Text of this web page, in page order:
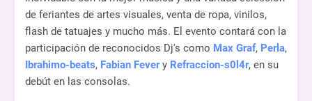
de feriantes de artes visuales, venta de ropa, vinilos,
flash de tatuajes y mucho más. El evento contará con la
participación de reconocidos Dj's como Max Graf, Perla,
Ibrahimo-beats, Fabian Fevery Refraccion-s0l4r, en su
debút en las consolas.